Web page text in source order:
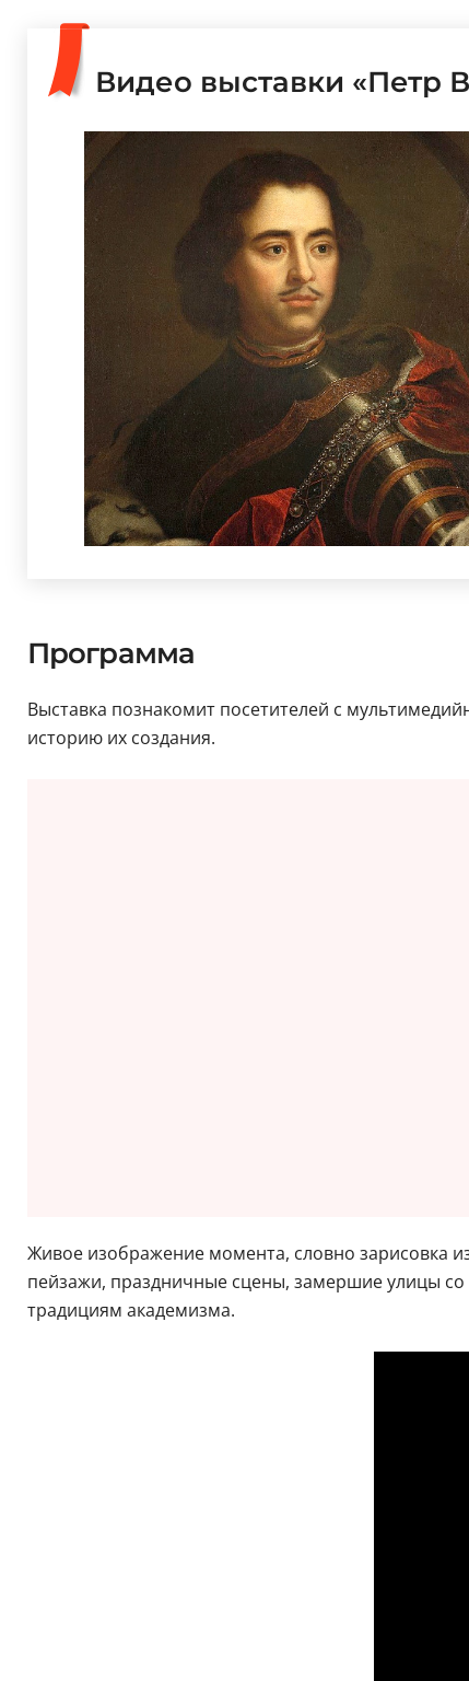
Видео выставки «Петр
Программа
Выставка познакомит посетителей с
историю их создания.
Живое изображение момента, словно зарисовка
пейзажи, праздничные сцены, замершие улицы
традициям академизма.